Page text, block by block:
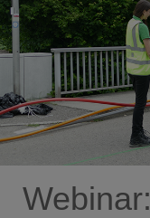
Webinar: